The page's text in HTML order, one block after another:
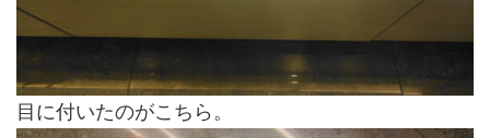
目に付いたのがこちら。